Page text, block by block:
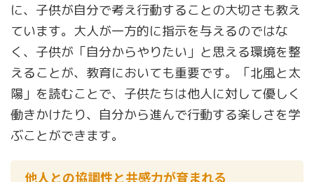
に、子供が自分で考え行動することの大切さも教え
ています。大人が一方的に指示を与えるのではな
く、子供が「自分からやりたい」と思える環境を整
えることが、教育においても重要です。「北風と太
陽」を読むことで、子供たちは他人に対して優しく
働きかけたり、自分から進んで行動する楽しさを学
ぶことができます。
他人との協調性と共感力が育まれる